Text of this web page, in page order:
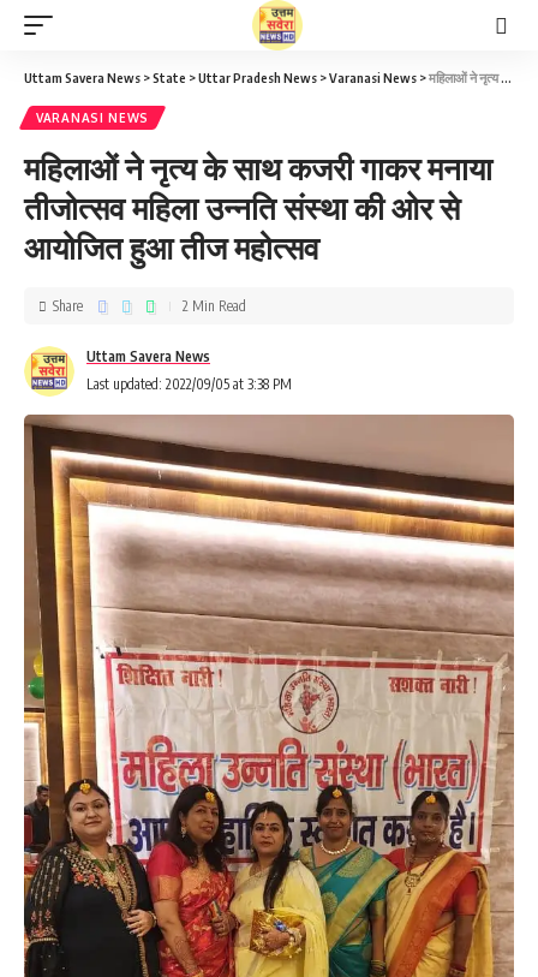
Uttam Savera News >State >Uttar Pradesh News >Varanasi News >महिलाओं ने नृत्य के साथ कजरी गाकर मनाया तीजोत्सव महिला उन्नति संस्था की ओर से आयोजित हुआ तीज महोत्सव
VARANASI NEWS
महिलाओं ने नृत्य के साथ कजरी गाकर मनाया
तीजोत्सव महिला उन्नति संस्था की ओर से
आयोजित हुआ तीज महोत्सव
Last updated: 2022/09/05 at 3:38 PM
Uttam Savera News
Share 2 Min Read